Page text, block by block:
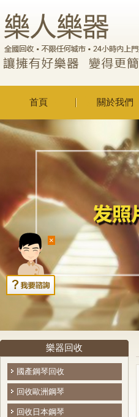
首頁 關於我們
樂器回收
國產鋼琴回收
回收歐洲鋼琴
回收日本鋼琴
×